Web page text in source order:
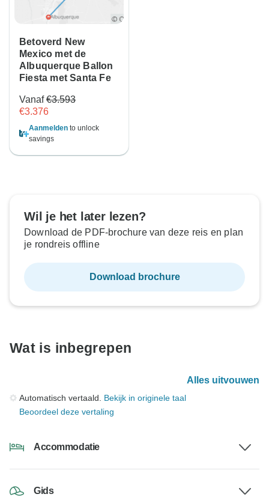
Betoverd New
Mexico met de
Albuquerque Ballon
Fiesta met Santa Fe
Vanaf€3.593
€3.376
Aanmelden to unlock
savings
Wil je het later lezen?
Download de PDF-brochure van deze reis en plan
je rondreis offline
Download brochure
Wat is inbegrepen
Alles uitvouwen
Automatisch vertaald. Bekijk in originele taal
Beoordeel deze vertaling
Accommodatie
Gids